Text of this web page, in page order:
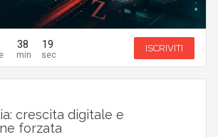
38 19 ISCRIVITI
crescita digitale e
forzata